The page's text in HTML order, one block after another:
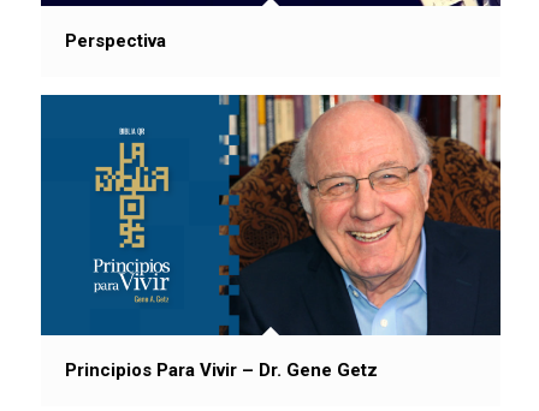
Perspectiva
Principios Para Vivir – Dr. Gene Getz